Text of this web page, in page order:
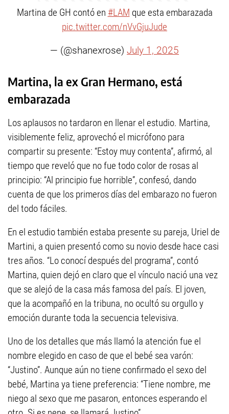
Martina de GH contó en #LAM que esta embarazada
pic.twitter.com/nVvGjuJude
— (@shanexrose) July 1, 2025
Martina, la ex Gran Hermano, está
embarazada
Los aplausos no tardaron en llenar el estudio. Martina,
visiblemente feliz, aprovechó el micrófono para
compartir su presente: “Estoy muy contenta”, afirmó, al
tiempo que reveló que no fue todo color de rosas al
principio: “Al principio fue horrible”, confesó, dando
cuenta de que los primeros días del embarazo no fueron
del todo fáciles.
En el estudio también estaba presente su pareja, Uriel de
Martini, a quien presentó como su novio desde hace casi
tres años. “Lo conocí después del programa”, contó
Martina, quien dejó en claro que el vínculo nació una vez
que se alejó de la casa más famosa del país. El joven,
que la acompañó en la tribuna, no ocultó su orgullo y
emoción durante toda la secuencia televisiva.
Uno de los detalles que más llamó la atención fue el
nombre elegido en caso de que el bebé sea varón:
“Justino”. Aunque aún no tiene confirmado el sexo del
bebé, Martina ya tiene preferencia: “Tiene nombre, me
niego al sexo que me pasaron, entonces esperando el